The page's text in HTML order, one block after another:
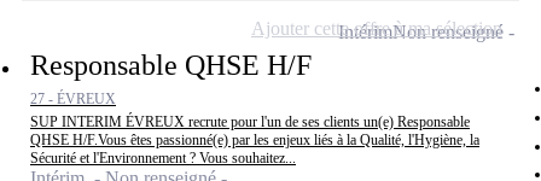
Responsable QHSE H/F
27 - ÉVREUX
SUP INTERIM ÉVREUX recrute pour l'un de ses clients un(e) Responsable
QHSE H/F.Vous êtes passionné(e) par les enjeux liés à la Qualité, l'Hygiène, la
Sécurité et l'Environnement ? Vous souhaitez...
IntérimNon renseigné
Ajouter cette offre à ma sélection